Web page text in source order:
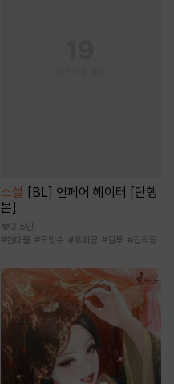
소설 [BL] 언페어 헤이터 [단행
본]
3.5만
#현대물 #도망수 #후회공 #질투 #집착공